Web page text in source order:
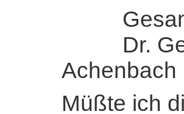
Dr.
Achenbach
Müßte ich